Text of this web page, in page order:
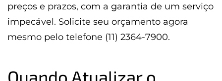
preços e prazos, com a garantia de um serviço
impecável. Solicite seu orçamento agora
mesmo pelo telefone (11) 2364-7900.
Quando Atualizar o